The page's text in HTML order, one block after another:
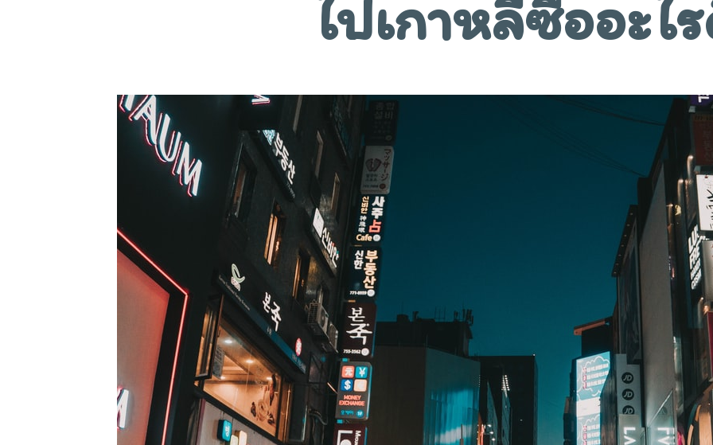
ไปเกาหลีซื้ออะไ